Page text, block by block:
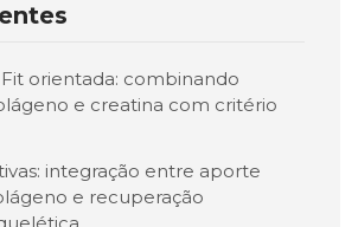
orientada: combinando
e creatina com critério
integração entre aporte
e recuperação